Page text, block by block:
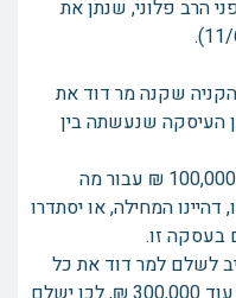
הרב פלוני, שנתן את
שקנה מר דוד את
העיסקה שנעשתה בין
ג) מר דוד ישלם למר יהושע סך 100,000 ₪ עבור מה
המחילה, או יסתדרו
בעסקה זו.
לשלם למר דוד את כל